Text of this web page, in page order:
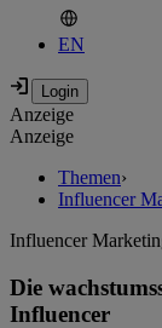
EN
Anzeige
Anzeige
Themen›
Influencer
Influencer
Die
Influencer